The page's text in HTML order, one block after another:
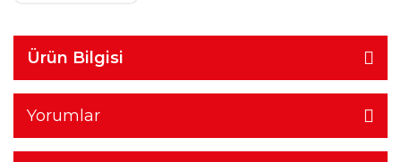
Ürün Bilgisi
Yorumlar